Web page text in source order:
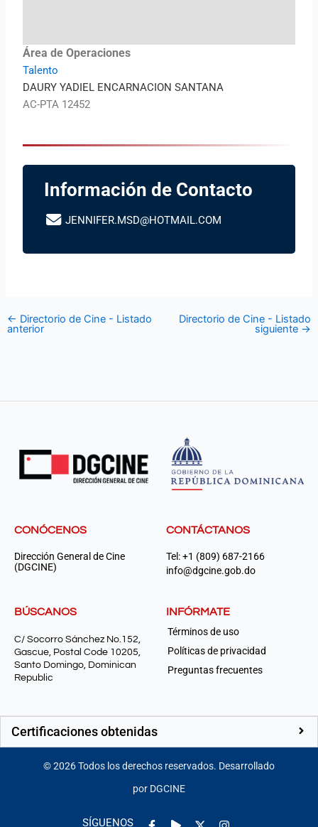
Área de Operaciones
Talento
DAURY YADIEL ENCARNACION SANTANA
AC-PTA 12452
Información de Contacto
JENNIFER.MSD@HOTMAIL.COM
← Directorio de Cine - Listado
anterior
Directorio de Cine - Listado
siguiente →
CONÓCENOS
Dirección General de Cine
(DGCINE)
CONTÁCTANOS
Tel: +1 (809) 687-2166
info@dgcine.gob.do
BÚSCANOS
C/ Socorro Sánchez No.152,
Gascue, Postal Code 10205,
Santo Domingo, Dominican
Republic
INFÓRMATE
Términos de uso
Políticas de privacidad
Preguntas frecuentes
Certificaciones obtenidas
©2026Todos los derechos reservados. Desarrollado
por DGCINE
SÍGUENOS
Facebook-
Play Instagram